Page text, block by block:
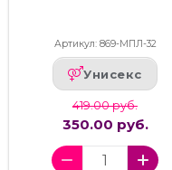
Артикул: 869-МПЛ-32
Унисекс
419.00 руб.
350.00 руб.